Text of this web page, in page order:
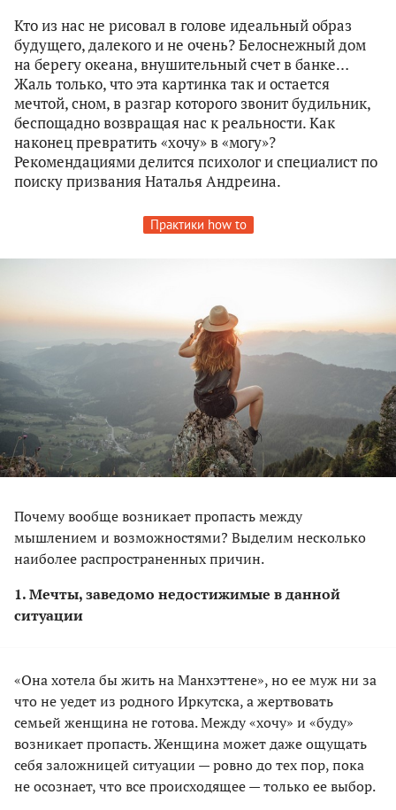
Кто из нас не рисовал в голове идеальный образ
будущего, далекого и не очень? Белоснежный дом
на берегу океана, внушительный счет в банке…
Жаль только, что эта картинка так и остается
мечтой, сном, в разгар которого звонит будильник,
беспощадно возвращая нас к реальности. Как
наконец превратить «хочу» в «могу»?
Рекомендациями делится психолог и специалист по
поиску призвания Наталья Андреина.
Практики how to
Почему вообще возникает пропасть между
мышлением и возможностями? Выделим несколько
наиболее распространенных причин.
1. Мечты, заведомо недостижимые в данной
ситуации
«Она хотела бы жить на Манхэттене», но ее муж ни за
что не уедет из родного Иркутска, а жертвовать
семьей женщина не готова. Между «хочу» и «буду»
возникает пропасть. Женщина может даже ощущать
себя заложницей ситуации — ровно до тех пор, пока
не осознает, что все происходящее — только ее выбор.